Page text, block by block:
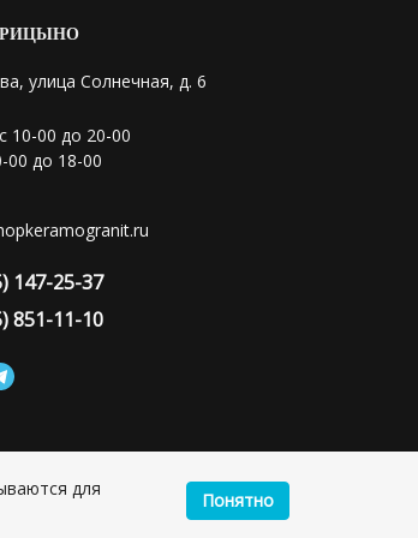
улица Солнечная, д. 6
10-00 до 20-00
00 до 18-00
147-25-37
851-11-10
501703338416
для
Понятно